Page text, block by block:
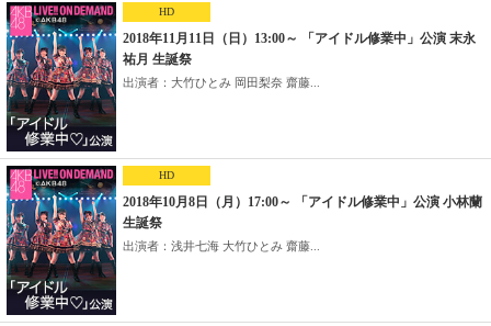
HD
2018年11月11日（日）13:00～ 「アイドル修業中」公演 末永
祐月 生誕祭
出演者：大竹ひとみ 岡田梨奈 齋藤...
HD
2018年10月8日（月）17:00～ 「アイドル修業中」公演 小林蘭
生誕祭
出演者：浅井七海 大竹ひとみ 齋藤...